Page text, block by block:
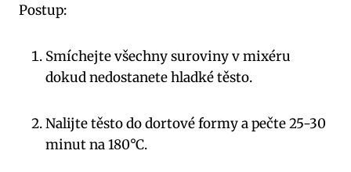
Postup:
Smíchejte všechny suroviny v mixéru
dokud nedostanete hladké těsto.
Nalijte těsto do⁣ dortové‍ formy a pečte 25-30
minut na‌ 180°C.